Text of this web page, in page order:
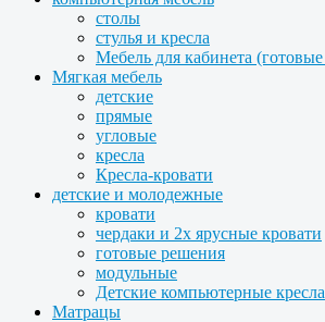
столы
стулья и кресла
Мебель для кабинета
Мягкая мебель
детские
прямые
угловые
кресла
Кресла-кровати
детские и молодежные
кровати
чердаки и 2х ярусные кровати
готовые решения
модульные
Детские компьютерные кресла
Матрацы